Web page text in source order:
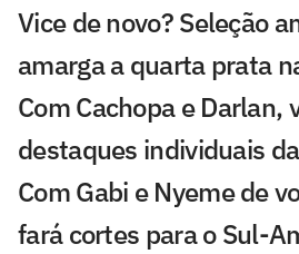
Vice de novo? Seleção
amarga a quarta prata
Com Cachopa e Darlan,
destaques individuais
Com Gabi e Nyeme de
fará cortes para o Sul-